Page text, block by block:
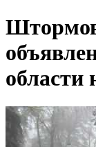
области